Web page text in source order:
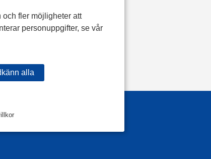
fler möjligheter att
personuppgifter, se vår